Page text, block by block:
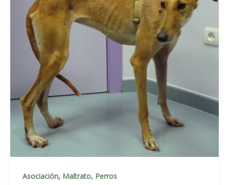
Asociación, Maltrato, Perros